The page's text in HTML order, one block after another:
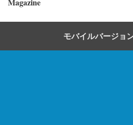
モバイルバージョ